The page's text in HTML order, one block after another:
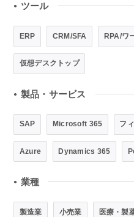
● ツール
ERP CRM/SFA RPA/ワ
仮想デスクトップ
● 製品・サービス
SAP Microsoft 365 フ
Azure Dynamics 365
● 業種
製造業 小売業 医療・製